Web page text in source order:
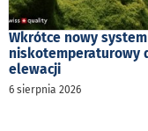
Wkrótce nowy system
niskotemperaturowy
elewacji
6 sierpnia 2026